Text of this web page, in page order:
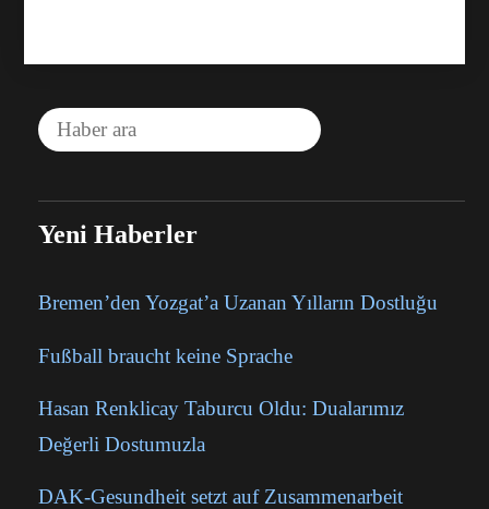
Yeni Haberler
Bremen’den Yozgat’a Uzanan Yılların Dostluğu
Fußball braucht keine Sprache
Hasan Renklicay Taburcu Oldu: Dualarımız
Değerli Dostumuzla
DAK-Gesundheit setzt auf Zusammenarbeit